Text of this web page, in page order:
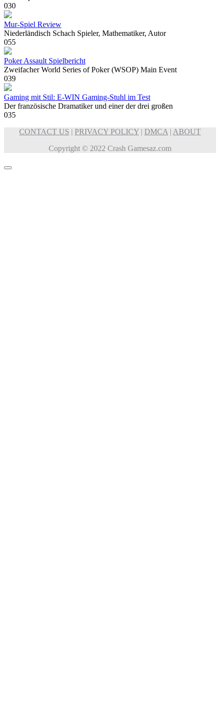
030
Mur-Spiel Review
Niederländisch Schach Spieler, Mathematiker, Autor
055
Poker Assault Spielbericht
Zweifacher World Series of Poker (WSOP) Main Event
039
Gaming mit Stil: E-WIN Gaming-Stuhl im Test
Der französische Dramatiker und einer der drei großen
035
CONTACT US | PRIVACY POLICY | DMCA | ABOUT
Copyright © 2022 Crash Gamesaz.com